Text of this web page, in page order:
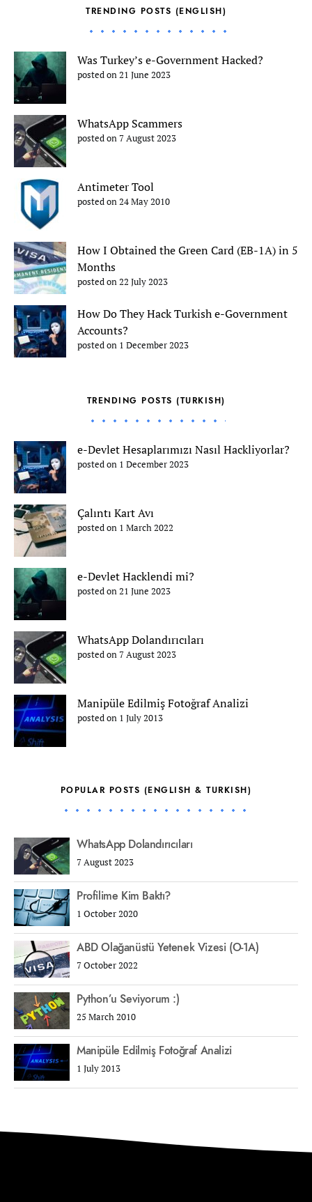
TRENDING POSTS (ENGLISH)
Was Turkey’s e-Government Hacked?
posted on 21 June 2023
WhatsApp Scammers
posted on 7 August 2023
Antimeter Tool
posted on 24 May 2010
How I Obtained the Green Card (EB-1A) in 5
Months
posted on 22 July 2023
How Do They Hack Turkish e-Government
Accounts?
posted on 1 December 2023
TRENDING POSTS (TURKISH)
e-Devlet Hesaplarımızı Nasıl Hackliyorlar?
posted on 1 December 2023
Çalıntı Kart Avı
posted on 1 March 2022
e-Devlet Hacklendi mi?
posted on 21 June 2023
WhatsApp Dolandırıcıları
posted on 7 August 2023
Manipüle Edilmiş Fotoğraf Analizi
posted on 1 July 2013
POPULAR POSTS (ENGLISH & TURKISH)
WhatsApp Dolandırıcıları
7 August 2023
Profilime Kim Baktı?
1 October 2020
ABD Olağanüstü Yetenek Vizesi (O-1A)
7 October 2022
Python’u Seviyorum :)
25 March 2010
Manipüle Edilmiş Fotoğraf Analizi
1 July 2013